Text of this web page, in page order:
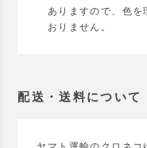
ありますので、色を
おりません。
配送・送料について